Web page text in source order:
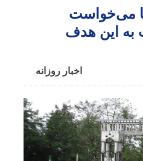
می‌خواست
به این هدف
اخبار روزانه